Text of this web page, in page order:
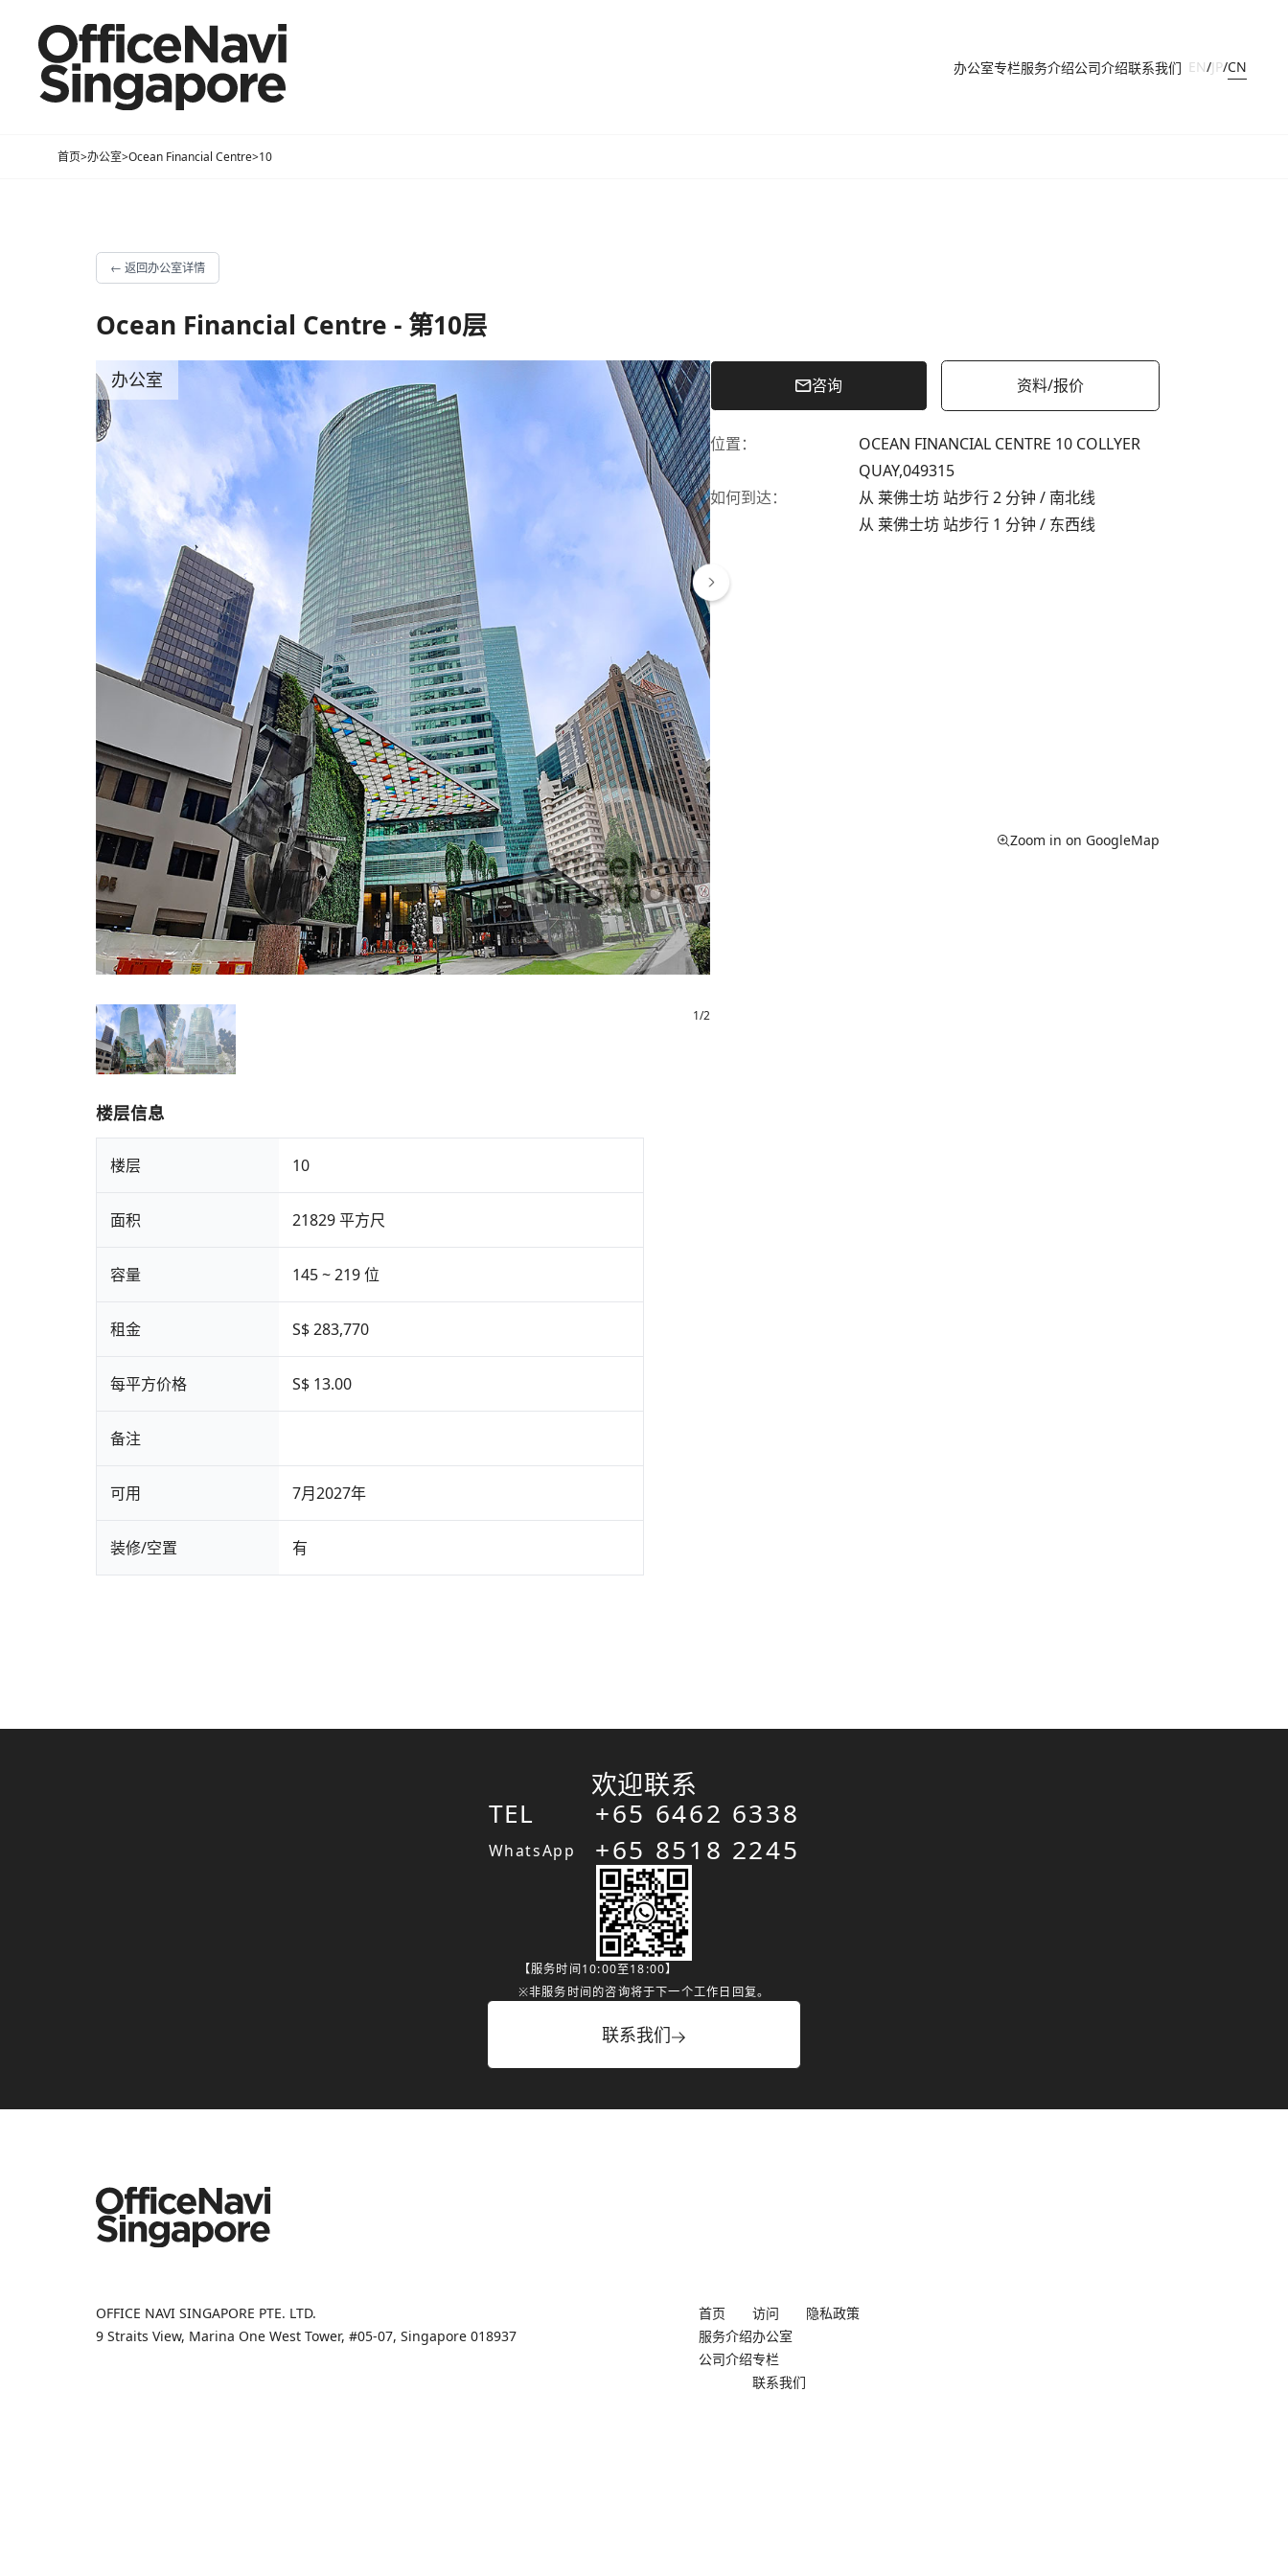
办公室专栏服务介绍公司介绍联系我们 EN/JP/CN
首页>办公室>Ocean Financial Centre>10
← 返回办公室详情
Ocean Financial Centre - 第10层
办公室
1/2
咨询 资料/报价
位置：
OCEAN FINANCIAL CENTRE 10 COLLYER
QUAY,049315
如何到达：
从 莱佛士坊 站步行 2 分钟 / 南北线
从 莱佛士坊 站步行 1 分钟 / 东西线
Zoom in on GoogleMap
楼层信息
楼层 10
面积 21829 平方尺
容量 145 ~ 219 位
租金 S$ 283,770
每平方价格 S$ 13.00
备注
可用 7月2027年
装修/空置 有
欢迎联系
TEL
WhatsApp
+65 6462 6338
+65 8518 2245
【服务时间10:00至18:00】
※非服务时间的咨询将于下一个工作日回复。
联系我们
OFFICE NAVI SINGAPORE PTE. LTD.
9 Straits View, Marina One West Tower, #05-07, Singapore 018937
首页
服务介绍
公司介绍
访问
办公室
专栏
联系我们
隐私政策